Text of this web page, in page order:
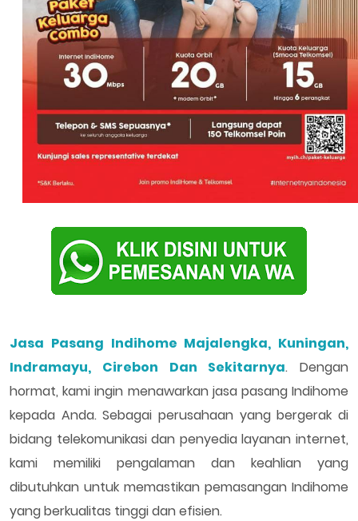
Jasa Pasang Indihome Majalengka, Kuningan,
Indramayu, Cirebon Dan Sekitarnya. Dengan
hormat, kami ingin menawarkan jasa pasang Indihome
kepada Anda. Sebagai perusahaan yang bergerak di
bidang telekomunikasi dan penyedia layanan internet,
kami memiliki pengalaman dan keahlian yang
dibutuhkan untuk memastikan pemasangan Indihome
yang berkualitas tinggi dan efisien.